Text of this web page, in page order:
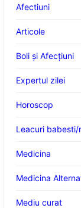
Afectiuni
Articole
Boli și Afecțiuni
Expertul zilei
Horoscop
Leacuri babesti/
Medicina
Medicina
Mediu curat